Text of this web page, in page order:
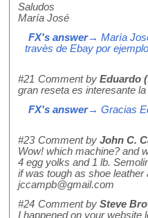
Saludos
María José
FX's answer→ María
travès de Ebay por
#21 Comment by Eduardo
gran reseta es interesante
FX's answer→ Gracias
#23 Comment by John C.
Wow! which machine? and
4 egg yolks and 1 lb.
if was tough as shoe
jccampb@gmail.com
#24 Comment by Steve
I happened on your website